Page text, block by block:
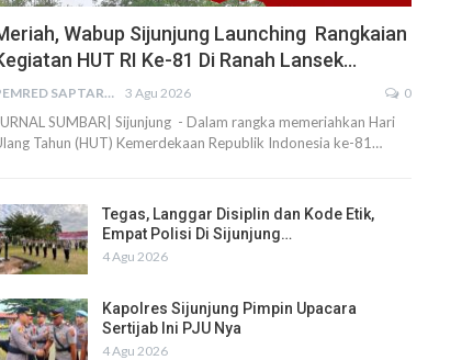
Wabup Sijunjung Launching Rangkaian
HUT RI Ke-81 Di Ranah Lansek…
PEMRED SAPTARIUS 3 Agu 2026 0
SUMBAR| Sijunjung - Dalam rangka memeriahkan Hari
Tahun (HUT) Kemerdekaan Republik Indonesia ke-81…
Tegas, Langgar Disiplin dan Kode Etik,
Empat Polisi Di Sijunjung…
4 Agu 2026
Kapolres Sijunjung Pimpin Upacara
Sertijab Ini PJU Nya
4 Agu 2026